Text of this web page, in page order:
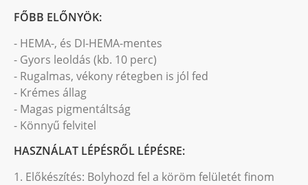
FŐBB ELŐNYÖK:
- HEMA-, és DI-HEMA-mentes
- Gyors leoldás (kb. 10 perc)
- Rugalmas, vékony rétegben is jól fed
- Krémes állag
- Magas pigmentáltság
- Könnyű felvitel
HASZNÁLAT LÉPÉSRŐL LÉPÉSRE:
1. Előkészítés: Bolyhozd fel a köröm felületét finom